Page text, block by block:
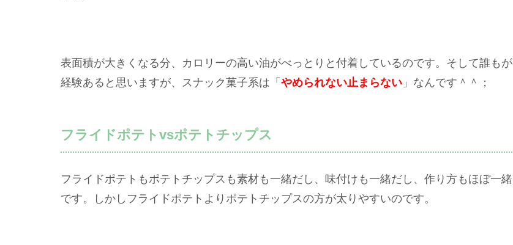
表面積が大きくなる分、カロリーの高い油がべっとりと付着しているのです。そして誰もが
経験あると思いますが、スナック菓子系は「 やめられない止まらない 」なんです＾＾；
フライドポテトvsポテトチップス
フライドポテトもポテトチップスも素材も一緒だし、味付けも一緒だし、作り方もほぼ一緒
です。しかしフライドポテトよりポテトチップスの方が太りやすいのです。